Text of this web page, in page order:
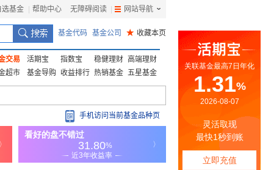
选基金 帮助中心 无障碍阅读 网站导航
基金代码 基金公司 ★ 收藏本页
交易 活期宝 指数宝 稳健理财 高端理财
超市
基金导购 收益排行 热销基金 五星基金
手机访问当前基金品种页